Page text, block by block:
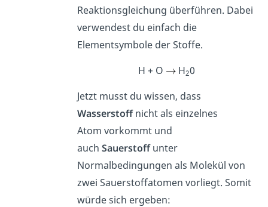
Reaktionsgleichung überführen. Dabei
verwendest du einfach die
Elementsymbole der Stoffe.
H + O
H20
Jetzt musst du wissen, dass
Wasserstoffnicht als einzelnes
Atom vorkommt und
auchSauerstoffunter
Normalbedingungen als Molekül von
zwei Sauerstoffatomen vorliegt. Somit
würde sich ergeben: